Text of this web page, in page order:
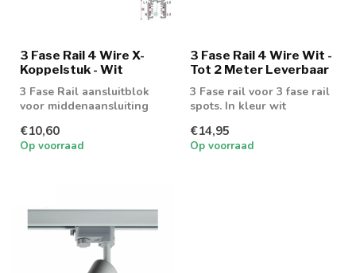
3 Fase Rail 4 Wire X-
Koppelstuk - Wit
3 Fase Rail aansluitblok
voor middenaansluiting
€10,60
Op voorraad
3 Fase Rail 4 Wire Wit -
Tot 2 Meter Leverbaar
3 Fase rail voor 3 fase rail
spots. In kleur wit
€14,95
Op voorraad